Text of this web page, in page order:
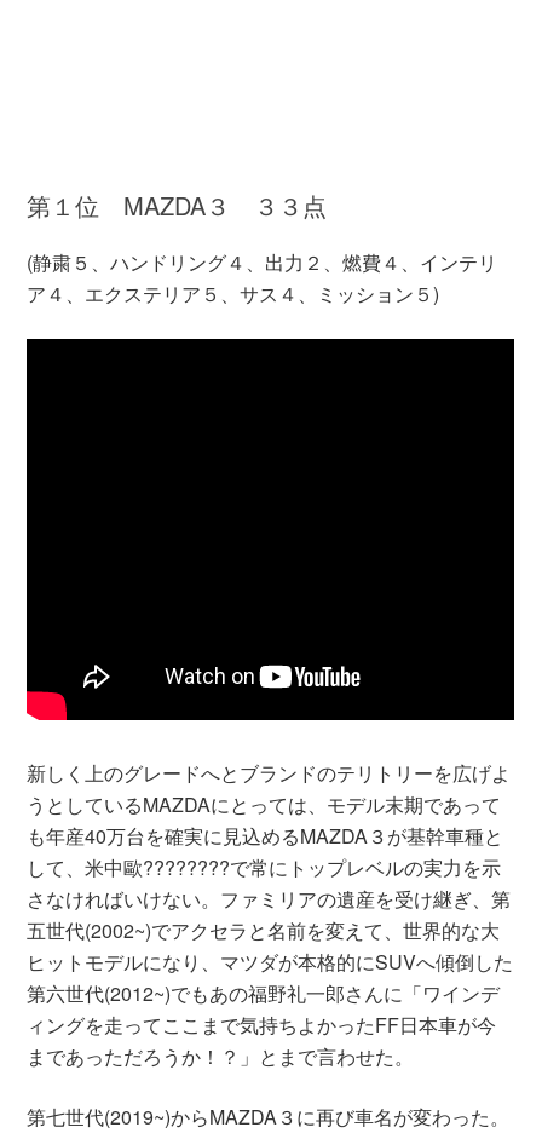
第１位 MAZDA３ ３３点
(静粛５、ハンドリング４、出力２、燃費４、インテリ
ア４、エクステリア５、サス４、ミッション５)
新しく上のグレードへとブランドのテリトリーを広げよ
うとしているMAZDAにとっては、モデル末期であって
も年産40万台を確実に見込めるMAZDA３が基幹車種と
して、米中歐????????で常にトップレベルの実力を示
さなければいけない。ファミリアの遺産を受け継ぎ、第
五世代(2002~)でアクセラと名前を変えて、世界的な大
ヒットモデルになり、マツダが本格的にSUVへ傾倒した
第六世代(2012~)でもあの福野礼一郎さんに「ワインデ
ィングを走ってここまで気持ちよかったFF日本車が今
まであっただろうか！？」とまで言わせた。
第七世代(2019~)からMAZDA３に再び車名が変わった。